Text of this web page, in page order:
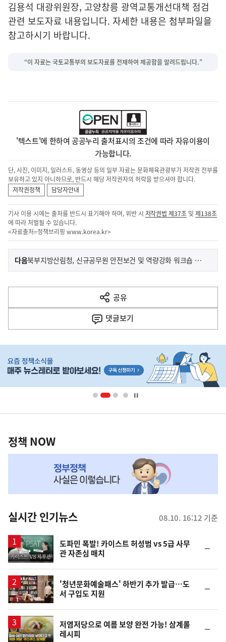
김용석 대광위원장, 고양창릉 광역교통개선대책 점검
관련 보도자료 내용입니다. 자세한 내용은 첨부파일을
참고하시기 바랍니다.
“이 자료는 국토교통부의 보도자료를 전재하여 제공함을 알려드립니다.”
'텍스트'에 한하여 공공누리 출처표시의 조건에 따라 자유이용이
가능합니다.
단, 사진, 이미지, 일러스트, 동영상 등의 일부 자료는 문화체육관광부가 저작권 전부를
보유하고 있지 아니하므로, 반드시 해당 저작권자의 허락을 받으셔야 합니다.
저작권정책
담당자안내
기사 이용 시에는 출처를 반드시 표기해야 하며, 위반 시 저작권법 제37조 및제138조
에 따라 처벌될 수 있습니다.
<자료출처=정책브리핑 www.korea.kr>
이
전
다
음
다음기
북부지방산림청, 신규공무원 안전보건 및 역량강화 워크숍 개최
공유
열
기
댓글보기
단
영
책
NOW,
뉴
스
정책 NOW
실시간 인기뉴스 08.10. 16:12 기준
영
상
도파민 폭발! 카이스트 허성범 vs 5급 사무
관 자존심 매치
일
'청년문화예술패스' 하반기 추가 발급…도
서 구입도 지원
일
영
상
저염저당으로 여름 보양 완전 가능! 삼계롤
레시피